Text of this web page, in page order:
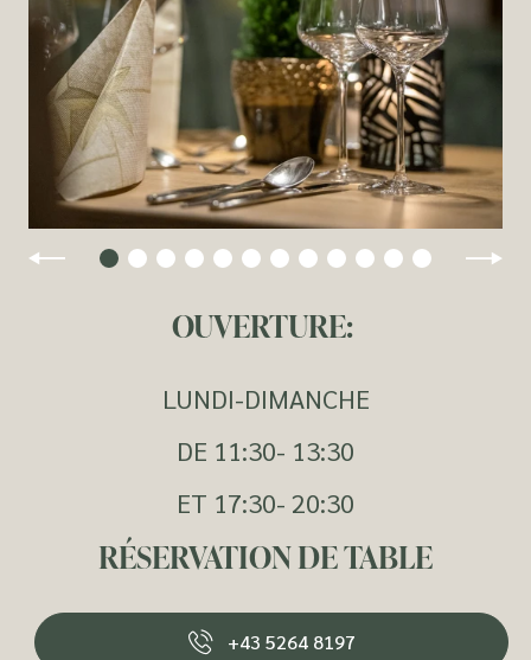
OUVERTURE:
LUNDI-DIMANCHE
DE 11:30- 13:30
ET 17:30- 20:30
RÉSERVATION DE TABLE
+43 5264 8197